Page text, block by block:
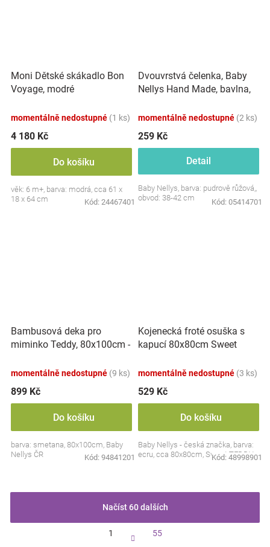
Moni Dětské skákadlo Bon
Voyage, modré
momentálně nedostupné (1 ks)
4 180 Kč
Do košíku
věk: 6 m+, barva: modrá, cca 61 x
18 x 64 cm
Kód: 24467401
Dvouvrstvá čelenka, Baby
Nellys Hand Made, bavlna,
růžová, 80/98
momentálně nedostupné (2 ks)
259 Kč
Detail
Baby Nellys, barva: pudrově růžová,,
obvod: 38-42 cm
Kód: 05414701
Bambusová deka pro
miminko Teddy, 80x100cm -
momentálně nedostupné (9 ks)
899 Kč
Do košíku
barva: smetana, 80x100cm, Baby
Nellys ČR
Kód: 94841201
Kojenecká froté osuška s
kapucí 80x80cm Sweet
momentálně nedostupné (3 ks)
529 Kč
Do košíku
Baby Nellys - česká značka, barva:
ecru, cca 80x80cm, Sweet TEDDY
Kód: 48998901
Načíst 60 dalších
t
1 55